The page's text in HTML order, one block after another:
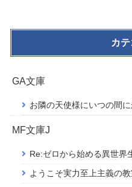
カ
GA文庫
お隣の天使様にいつの間
MF文庫J
Re:ゼロから始める異世界
ようこそ実力至上主義の